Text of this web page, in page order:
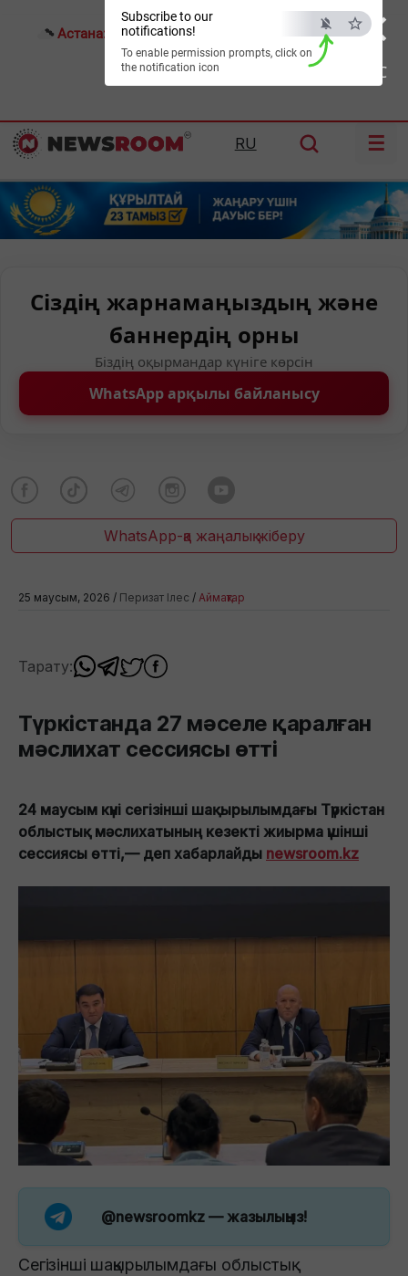
×
ESC
Subscribe to our
notifications!
To enable permission prompts, click on
the notification icon
Астана: 14°C Алматы: Шымкент:25°C
RU ☰
Сіздің жарнамаңыздың және
баннердің орны
Біздің оқырмандар күніге көрсін
WhatsApp арқылы байланысу
WhatsApp-қа жаңалық жіберу
25 маусым, 2026 / Перизат Ілес / Аймақтар
Тарату:
Түркістанда 27 мәселе қаралған
мәслихат сессиясы өтті
24 маусым күні сегізінші шақырылымдағы Түркістан
облыстық мәслихатының кезекті жиырма үшінші
сессиясы өтті,— деп хабарлайды newsroom.kz
@newsroomkz — жазылыңыз!
Сегізінші шақырылымдағы облыстық